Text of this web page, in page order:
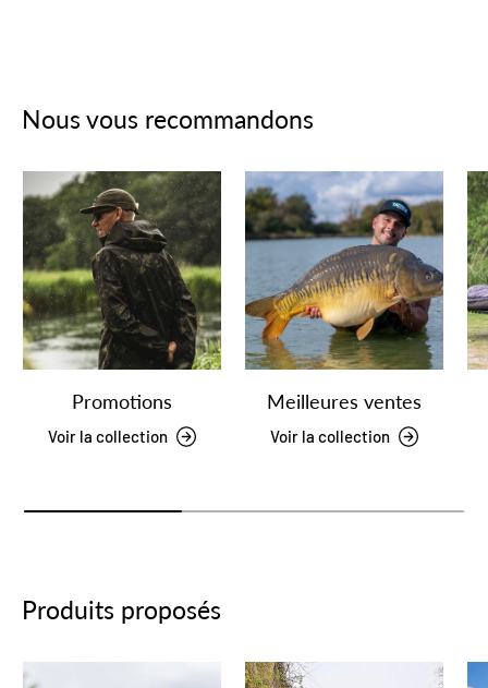
Nous vous recommandons
Promotions
Voir la collection
Meilleures ventes
Voir la collection
Produits proposés